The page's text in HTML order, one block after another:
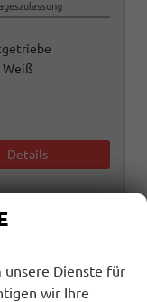
Weiß
Details
unsere Dienste für
wir Ihre